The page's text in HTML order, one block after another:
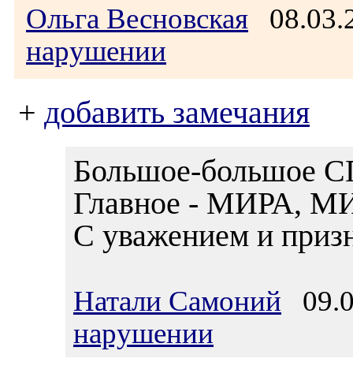
Ольга Весновская
нарушении
+ добавить замечания
Большое-
Главное - МИРА,
С уважением и
Натали Самоний
нарушении